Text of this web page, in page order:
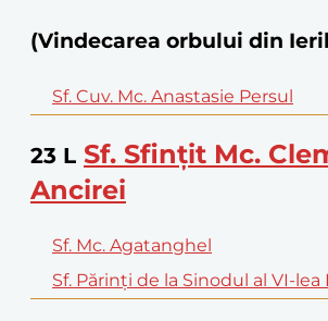
(Vindecarea orbului din
Sf. Cuv. Mc. Anastasie Persul
23 L Sf. Sfințit Mc.
Ancirei
Sf. Mc. Agatanghel
Sf. Părinți de la Sinodul al VI-